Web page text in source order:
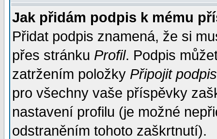
Jak přidám podpis k mému
Přidat podpis znamená, že si
přes stránku Profil. Podpis
zatržením položky Připojit podpis
pro všechny vaše příspěvky
nastavení profilu (je možné
odstraněním tohoto zaškrtnutí).